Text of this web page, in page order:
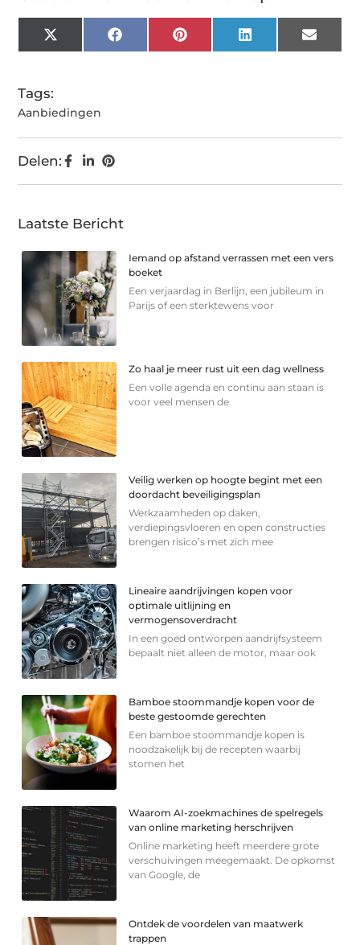
X
(Twitter)
FacebookPinterest LinkedIn Email
Tags:
Aanbiedingen
Delen:
Laatste Bericht
Iemand op afstand verrassen met een vers
boeket
Een verjaardag in Berlijn, een jubileum in
Parijs of een sterkte­wens voor
Zo haal je meer rust uit een dag wellness
Een volle agenda en continu aan staan is
voor veel mensen de
Veilig werken op hoogte begint met een
doordacht beveiligingsplan
Werkzaamheden op daken,
verdiepingsvloeren en open constructies
brengen risico’s met zich mee
Lineaire aandrijvingen kopen voor
optimale uitlijning en
vermogensoverdracht
In een goed ontworpen aandrijfsysteem
bepaalt niet alleen de motor, maar ook
Bamboe stoommandje kopen voor de
beste gestoomde gerechten
Een bamboe stoommandje kopen is
noodzakelijk bij de recepten waarbij
stomen het
Waarom AI-zoekmachines de spelregels
van online marketing herschrijven
Online marketing heeft meerdere grote
verschuivingen meegemaakt. De opkomst
van Google, de
Ontdek de voordelen van maatwerk
trappen